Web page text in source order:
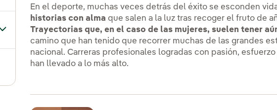
Alternar el submenú para Gestión de sostenibilidad
En el deporte, muchas veces detrás del éxito se esconden
historias con alma que salen a la luz tras recoger el fruto de
Trayectorias que, en el caso de las mujeres, suelen tener
camino que han tenido que recorrer muchas de las grandes
nacional. Carreras profesionales logradas con pasión,
han llevado a lo más alto.